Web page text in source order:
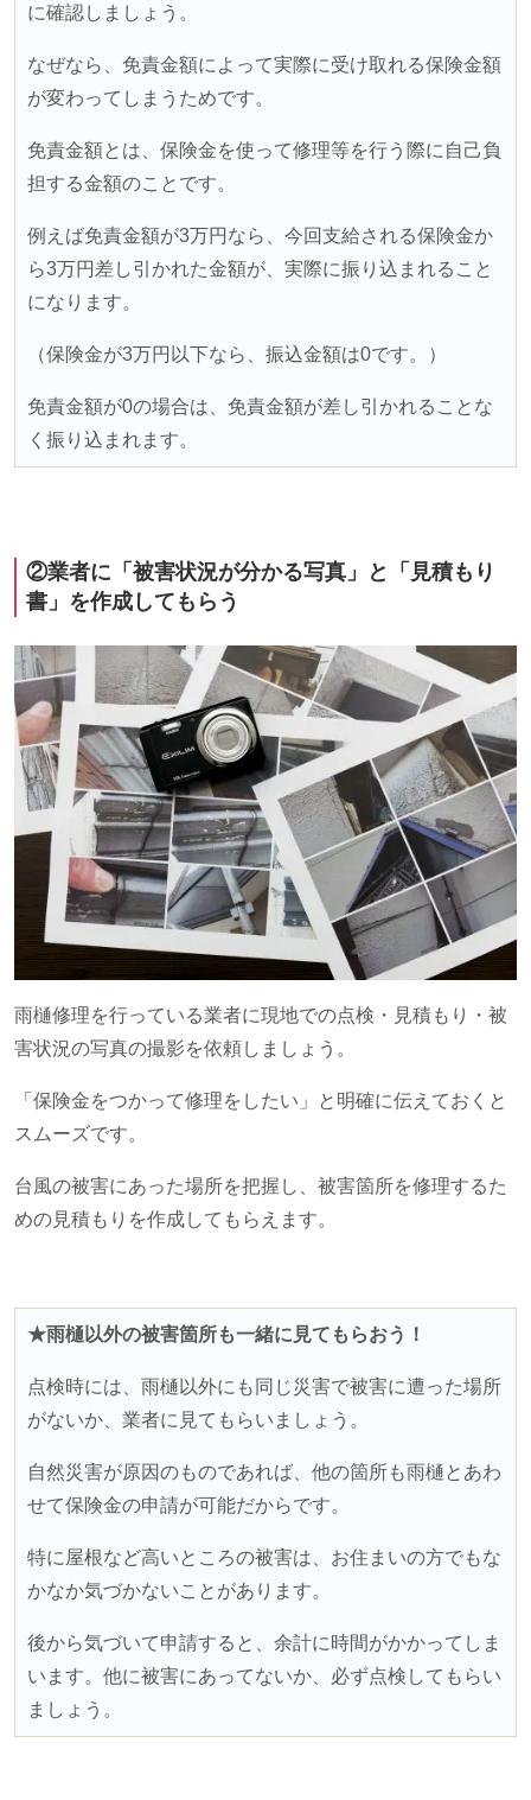
に確認しましょう。
なぜなら、免責金額によって実際に受け取れる保険金額
が変わってしまうためです。
免責金額とは、保険金を使って修理等を行う際に自己負
担する金額のことです。
例えば免責金額が3万円なら、今回支給される保険金か
ら3万円差し引かれた金額が、実際に振り込まれること
になります。
（保険金が3万円以下なら、振込金額は0です。）
免責金額が0の場合は、免責金額が差し引かれることな
く振り込まれます。
②業者に「被害状況が分かる写真」と「見積もり
書」を作成してもらう
雨樋修理を行っている業者に現地での点検・見積もり・被
害状況の写真の撮影を依頼しましょう。
「保険金をつかって修理をしたい」
と明確に伝えておくと
スムーズです。
台風の被害にあった場所を把握し、被害箇所を修理するた
めの見積もりを作成してもらえます。
★雨樋以外の被害箇所も一緒に見てもらおう！
点検時には、雨樋以外にも同じ災害で被害に遭った場所
がないか、業者に見てもらいましょう。
自然災害が原因のものであれば、他の箇所も雨樋とあわ
せて保険金の申請が可能だからです。
特に屋根など高いところの被害は、お住まいの方でもな
かなか気づかないことがあります。
後から気づいて申請すると、余計に時間がかかってしま
います。他に被害にあってないか、必ず点検してもらい
ましょう。